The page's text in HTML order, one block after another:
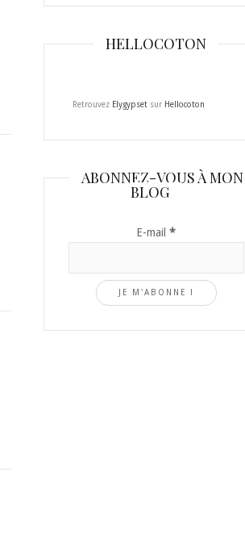
HELLOCOTON
Retrouvez Elygypsetsur Hellocoton
ABONNEZ-VOUS À MON
BLOG
E-mail*